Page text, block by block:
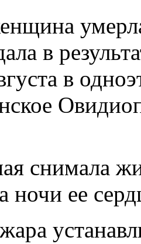
в
в
снимала
ночи ее